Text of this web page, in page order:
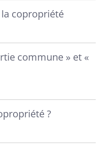
copropriété
commune » et «
?